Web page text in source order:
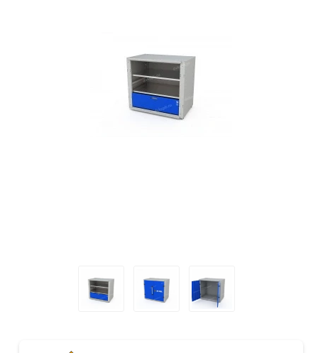
ПЛАТФОРМЕННЫЕ ТЕЛЕЖКИ
МЕДИЦИНСКАЯ МЕБЕЛЬ
СТЕЛЛАЖИ БУ С УЦЕНКОЙ